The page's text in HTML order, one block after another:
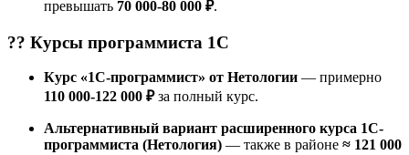
превышать 70 000-80 000 ₽.
?‍? Курсы программиста 1С
Курс «1С-программист» от Нетологии — примерно
110 000-122 000 ₽за полный курс.
Альтернативный вариант расширенного курса 1С-
программиста (Нетология) — также в районе ≈ 121 000